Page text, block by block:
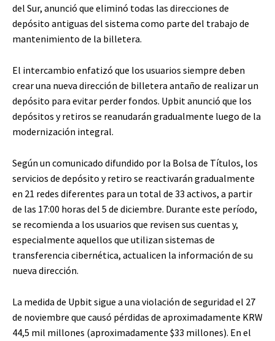
del Sur, anunció que eliminó todas las direcciones de
depósito antiguas del sistema como parte del trabajo de
mantenimiento de la billetera.
El intercambio enfatizó que los usuarios siempre deben
crear una nueva dirección de billetera antaño de realizar un
depósito para evitar perder fondos. Upbit anunció que los
depósitos y retiros se reanudarán gradualmente luego de la
modernización integral.
Según un comunicado difundido por la Bolsa de Títulos, los
servicios de depósito y retiro se reactivarán gradualmente
en 21 redes diferentes para un total de 33 activos, a partir
de las 17:00 horas del 5 de diciembre. Durante este período,
se recomienda a los usuarios que revisen sus cuentas y,
especialmente aquellos que utilizan sistemas de
transferencia cibernética, actualicen la información de su
nueva dirección.
La medida de Upbit sigue a una violación de seguridad el 27
de noviembre que causó pérdidas de aproximadamente KRW
44,5 mil millones (aproximadamente $33 millones). En el